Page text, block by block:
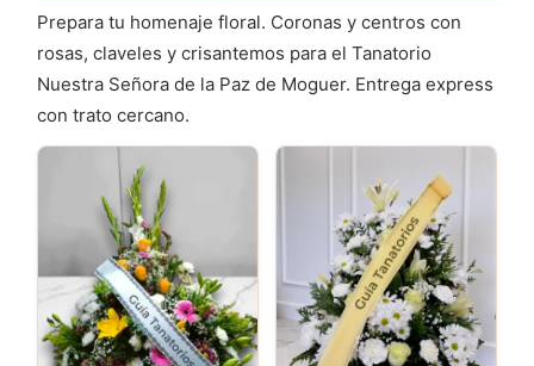
Prepara tu homenaje floral. Coronas y centros con
rosas, claveles y crisantemos para el Tanatorio
Nuestra Señora de la Paz de Moguer. Entrega express
con trato cercano.